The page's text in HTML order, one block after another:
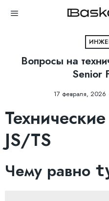
Вопросы на
Senior
17 февраля, 2026
JS/TS
Чему равно